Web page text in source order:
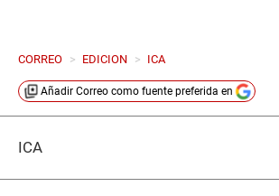
CORREO > EDICION > ICA
Añadir Correo como fuente preferida en
ICA